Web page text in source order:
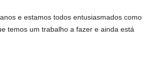
e estamos todos entusiasmados como
temos um trabalho a fazer e ainda está